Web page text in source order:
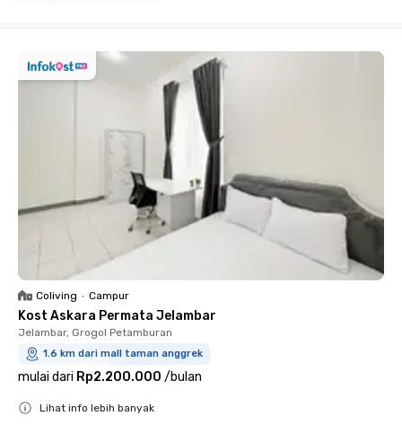
Coliving • Campur
Kost Askara Permata Jelambar
Jelambar, Grogol Petamburan
1.6 km dari mall taman anggrek
mulai dari Rp2.200.000 /bulan
Lihat info lebih banyak